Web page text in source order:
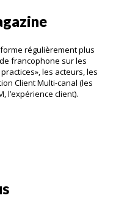
régulièrement plus
francophone sur les
les acteurs, les
Client Multi-canal (les
l’expérience client).